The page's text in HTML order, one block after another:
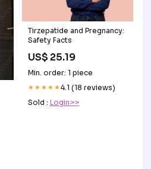
Tirzepatide and Pregnancy:
Safety Facts
US$ 25.19
Min. order: 1 piece
★★★★★4.1 (18 reviews)
Sold : Login>>